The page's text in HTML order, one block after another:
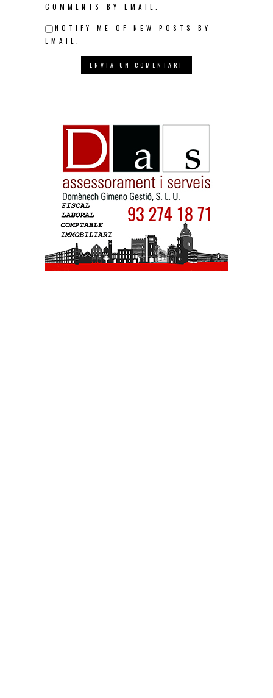
COMMENTS BY EMAIL.
NOTIFY ME OF NEW POSTS BY
EMAIL.